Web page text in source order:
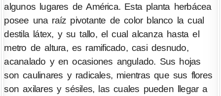
algunos lugares de América. Esta planta herbácea
posee una raíz pivotante de color blanco la cual
destila látex, y su tallo, el cual alcanza hasta el
metro de altura, es ramificado, casi desnudo,
acanalado y en ocasiones angulado. Sus hojas
son caulinares y radicales, mientras que sus flores
son axilares y sésiles, las cuales pueden llegar a